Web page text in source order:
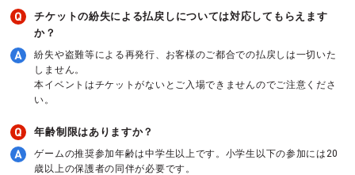
チケットの紛失による払戻しについては対応してもらえます
か？
紛失や盗難等による再発行、お客様のご都合での払戻しは一切いた
しません。
本イベントはチケットがないとご入場できませんのでご注意くださ
い。
年齢制限はありますか？
ゲームの推奨参加年齢は中学生以上です。小学生以下の参加には20
歳以上の保護者の同伴が必要です。